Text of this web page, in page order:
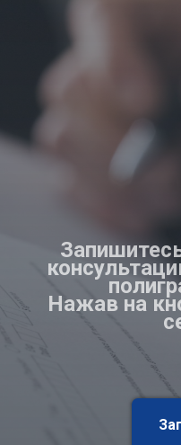
Нажав на